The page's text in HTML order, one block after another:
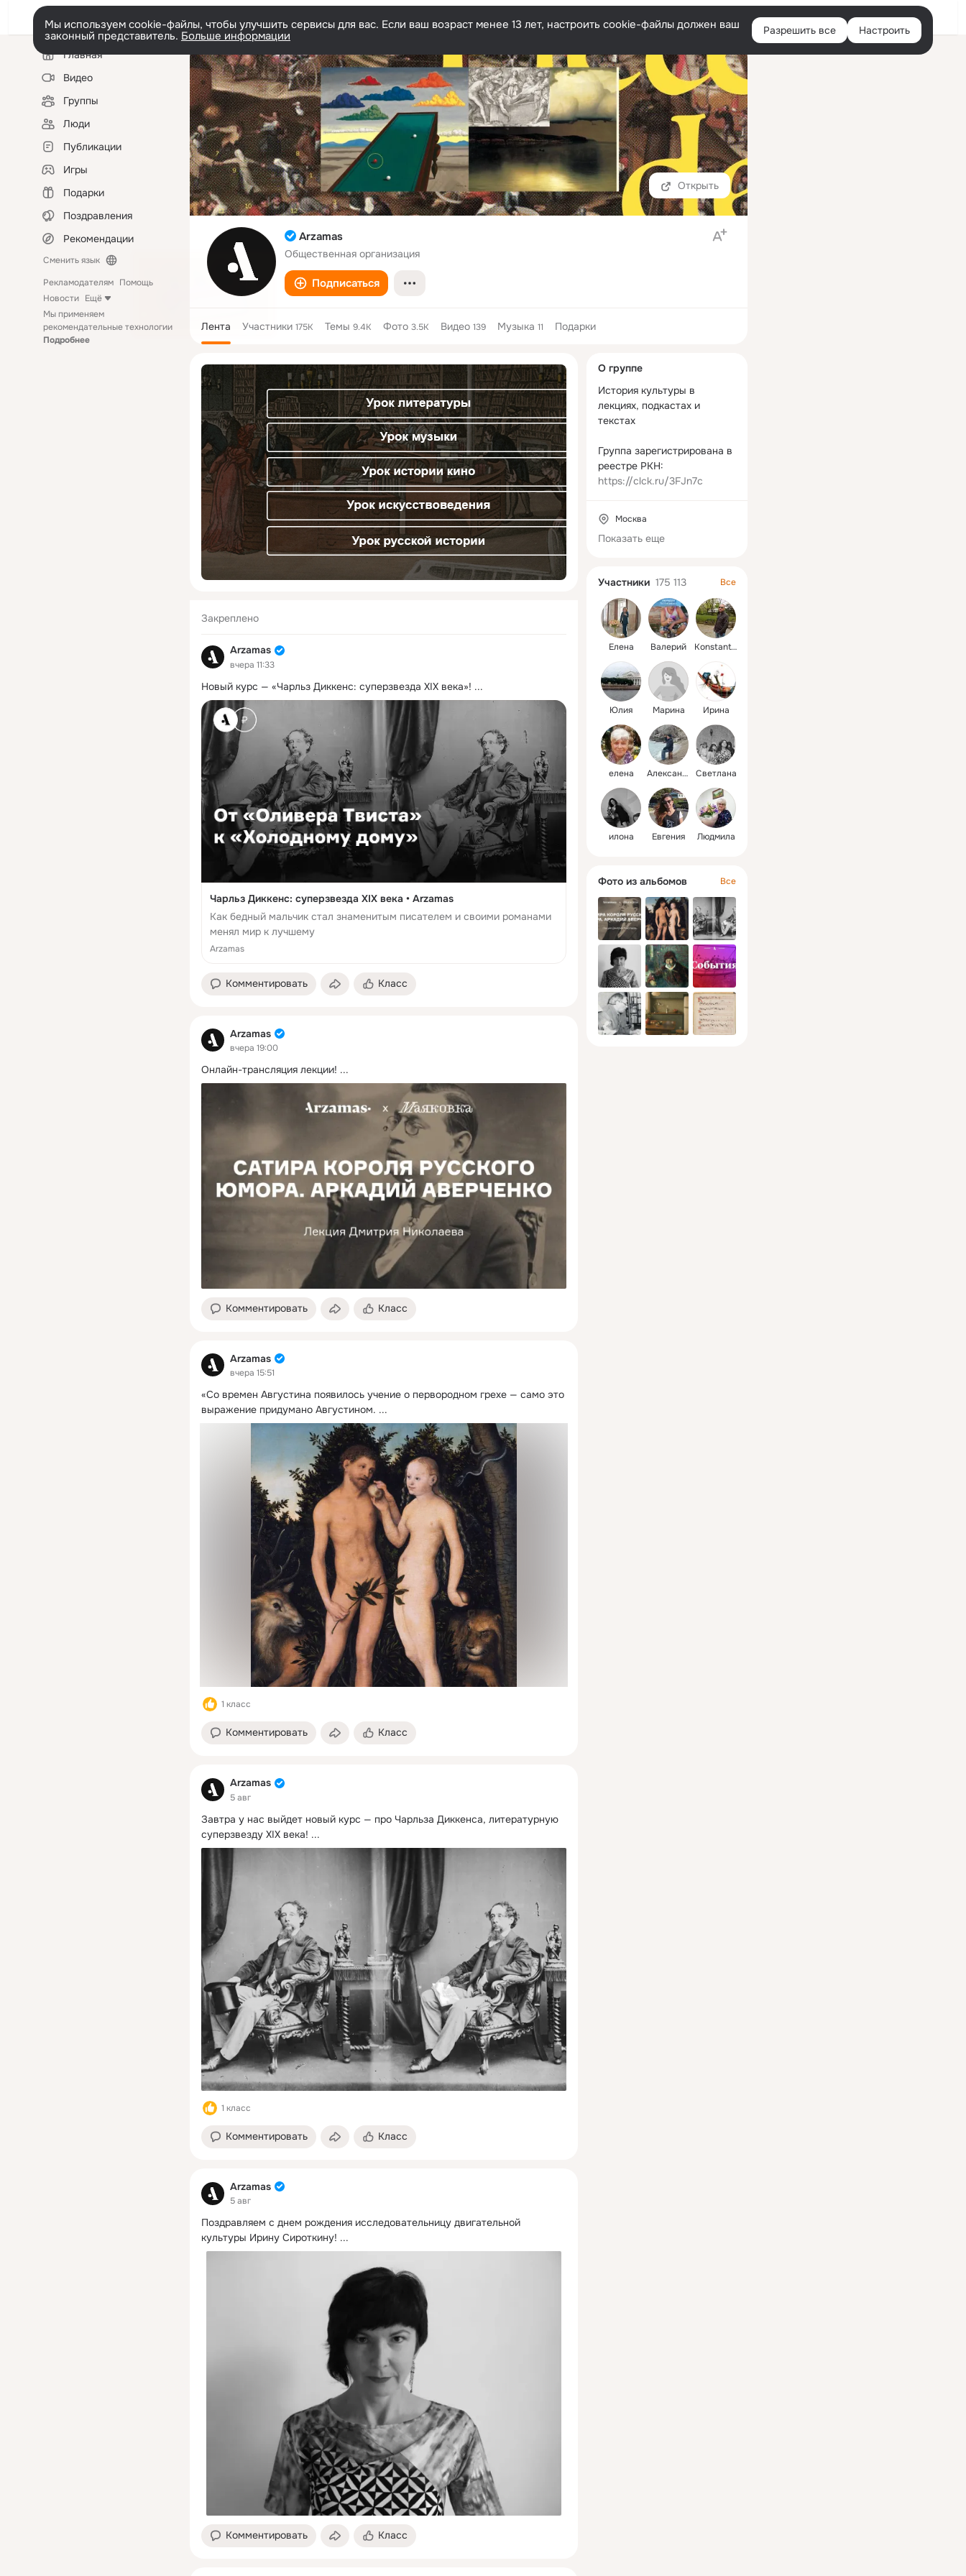
Войти
Мы используем cookie-файлы, чтобы улучшить сервисы для вас. Если ваш возраст менее 13 лет, настроить cookie-файлы должен ваш
законный представитель. Больше информации Разрешить все Настроить
Левая
колонкаГлавная
Видео
Группы
Люди
Публикации
Игры
Подарки
Поздравления
Рекомендации
Сменить язык
Рекламодателям Помощь
Новости Ещё
Мы применяем
рекомендательные технологии
Подробнее
Открыть
Arzamas
Общественная организация
Подписаться
Лента Участники 175K Темы 9.4K Фото 3.5K Видео 139 Музыка 11 Подарки
Закреплено
Arzamas
вчера 11:33
Новый курс — «Чарльз Диккенс: суперзвезда XIX века»! ...
Чарльз Диккенс: суперзвезда XIX века • Arzamas
Как бедный мальчик стал знаменитым писателем и своими романами
менял мир к лучшему
Arzamas
Комментировать Класс
Arzamas
вчера 19:00
Онлайн-трансляция лекции! ...
Комментировать Класс
Arzamas
вчера 15:51
«Со времен Августина появилось учение о первородном грехе — само это
выражение придумано Августином. ...
1 класс
Комментировать Класс
Arzamas
5 авг
Завтра у нас выйдет новый курс — про Чарльза Диккенса, литературную
суперзвезду XIX века! ...
1 класс
Комментировать Класс
Arzamas
5 авг
Поздравляем с днем рождения исследовательницу двигательной
культуры Ирину Сироткину! ...
Комментировать Класс
колонка
О группе
История культуры в
лекциях, подкастах и
текстах
Группа зарегистрирована в
https://clck.ru/3FJn7c
Москва
Показать еще
Участники 175 113 Все
Елена Валерий Konstantin
Юлия Марина Ирина
елена Александр Светлана
илона Евгения Людмила
Фото из альбомов Все